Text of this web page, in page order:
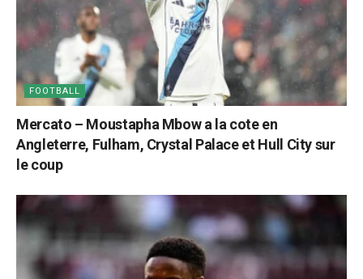
FOOTBALL
Mercato – Moustapha Mbow a la cote en
Angleterre, Fulham, Crystal Palace et Hull City sur
le coup